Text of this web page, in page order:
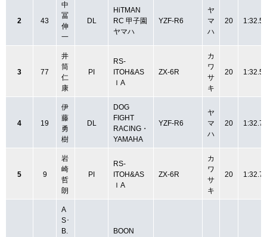
2 43
中
冨
伸
一
DL
HiTMAN
RC 甲子園
ヤマハ
YZF-R6
ヤ
マ
ハ
20
3 77
井
筒
仁
康
PI
RS-
ITOH&AS
ＩA
ZX-6R
カ
ワ
サ
キ
20
4 19
伊
藤
勇
樹
DL
DOG
FIGHT
RACING・
YAMAHA
YZF-R6
ヤ
マ
ハ
20
5 9
岩
崎
哲
朗
PI
RS-
ITOH&AS
ＩA
ZX-6R
カ
ワ
サ
キ
20
A
S･
B.
BOON